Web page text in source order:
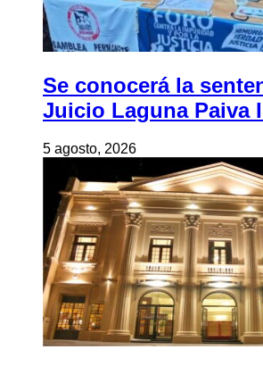
Se conocerá la
Juicio Laguna Paiva
5 agosto, 2026